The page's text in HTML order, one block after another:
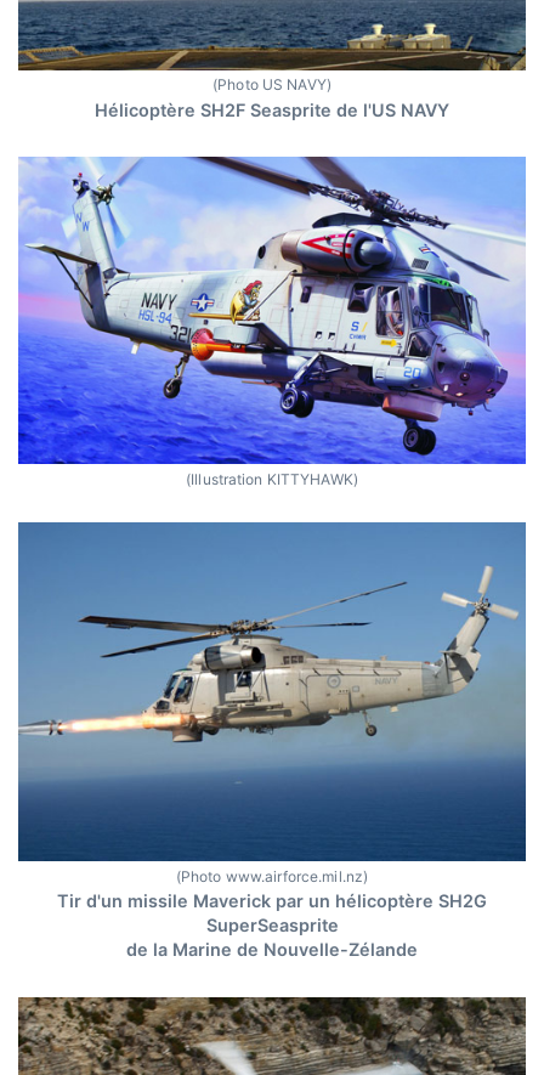
(Photo US NAVY)
Hélicoptère SH2F Seasprite de l'US NAVY
(Illustration KITTYHAWK)
(Photo www.airforce.mil.nz)
Tir d'un missile Maverick par un hélicoptère SH2G
SuperSeasprite
de la Marine de Nouvelle-Zélande